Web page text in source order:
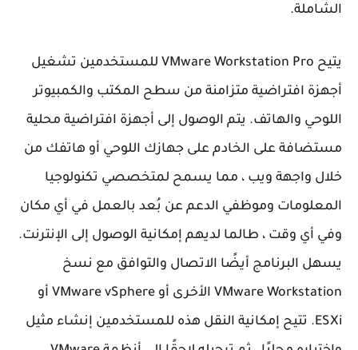
الشاملة.
يتيح VMware Workstation Pro للمستخدمين تشغيل
أجهزة افتراضية متزامنة من سطح المكتب والكمبيوتر
اللوحي والهاتف. يتم الوصول إلى أجهزة افتراضية محلية
مستضافة على الخادم على جهازك اللوحي أو هاتفك من
خلال واجهة ويب ، مما يسمح لمتخصصي تكنولوجيا
المعلومات وموظفي الدعم عن بُعد بالعمل في أي مكان
وفي أي وقت ، طالما لديهم إمكانية الوصول إلى الإنترنت.
يسهل البرنامج أيضًا الاتصال والتوافق مع نسخ
VMware Workstation الأخرى أو VMware vSphere أو
ESXi. تتيح إمكانية النقل هذه للمستخدمين إنشاء مثيل